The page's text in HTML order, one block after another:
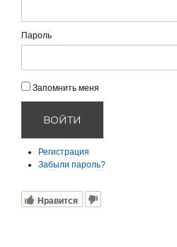
Пароль
Запомнить меня
ВОЙТИ
Регистрация
Забыли пароль?
Нравится